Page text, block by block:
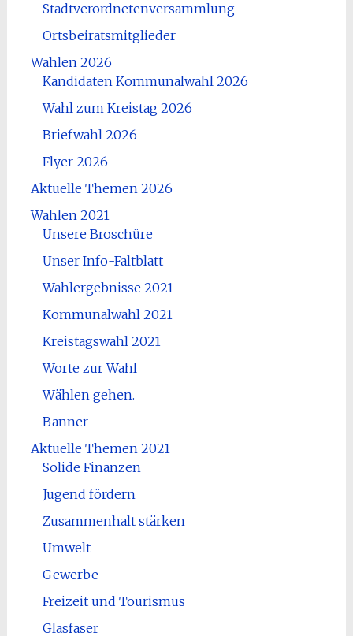
Stadtverordnetenversammlung
Ortsbeiratsmitglieder
Wahlen 2026
Kandidaten Kommunalwahl 2026
Wahl zum Kreistag 2026
Briefwahl 2026
Flyer 2026
Aktuelle Themen 2026
Wahlen 2021
Unsere Broschüre
Unser Info-Faltblatt
Wahlergebnisse 2021
Kommunalwahl 2021
Kreistagswahl 2021
Worte zur Wahl
Wählen gehen.
Banner
Aktuelle Themen 2021
Solide Finanzen
Jugend fördern
Zusammenhalt stärken
Umwelt
Gewerbe
Freizeit und Tourismus
Glasfaser